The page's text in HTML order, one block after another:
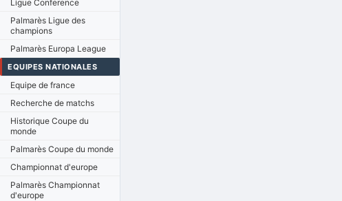
Ligue Conference
Palmarès Ligue des
champions
Palmarès Europa League
EQUIPES NATIONALES
Equipe de france
Recherche de matchs
Historique Coupe du
monde
Palmarès Coupe du monde
Championnat d'europe
Palmarès Championnat
d'europe